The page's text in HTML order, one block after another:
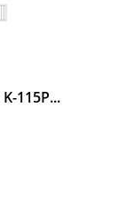
115P...